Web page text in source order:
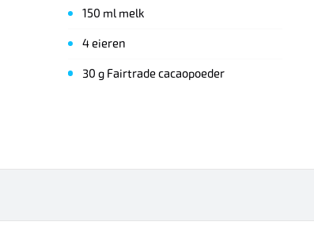
150 ml melk
4 eieren
30 g Fairtrade cacaopoeder